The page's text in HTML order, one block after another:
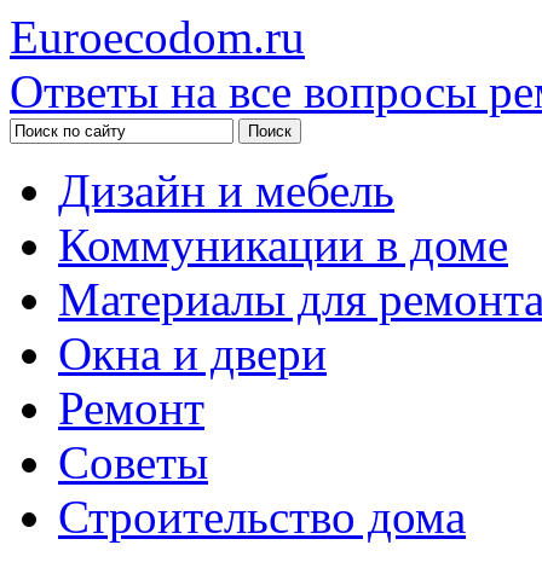
Euroecodom.ru
Ответы на все вопросы
Дизайн и мебель
Коммуникации в доме
Материалы для
Окна и двери
Ремонт
Советы
Строительство дома